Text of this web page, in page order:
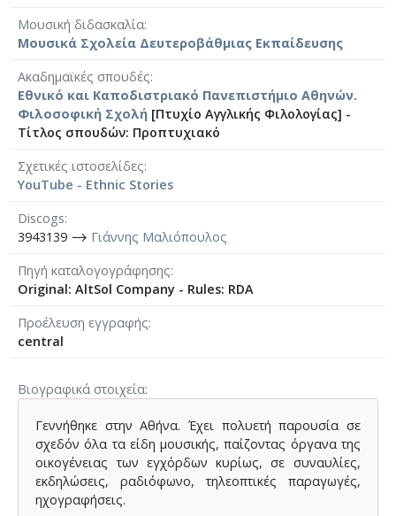
Μουσική διδασκαλία
Μουσικά Σχολεία Δευτεροβάθμιας Εκπαίδευσης
Ακαδημαϊκές σπουδές
Εθνικό και Καποδιστριακό Πανεπιστήμιο Αθηνών.
Φιλοσοφική Σχολή [Πτυχίο Αγγλικής Φιλολογίας] -
Τίτλος σπουδών: Προπτυχιακό
Σχετικές ιστοσελίδες
YouTube - Ethnic Stories
Discogs
3943139 ⟶ Γιάννης Μαλιόπουλος
Πηγή καταλογογράφησης
Original: AltSol Company - Rules: RDA
Προέλευση εγγραφής
central
Βιογραφικά στοιχεία
Γεννήθηκε στην Αθήνα. Έχει πολυετή παρουσία σε
σχεδόν όλα τα είδη μουσικής, παίζοντας όργανα της
οικογένειας των εγχόρδων κυρίως, σε συναυλίες,
εκδηλώσεις, ραδιόφωνο, τηλεοπτικές παραγωγές,
ηχογραφήσεις.